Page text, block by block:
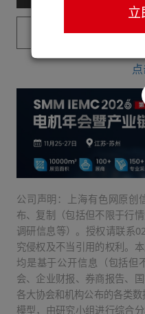
已购
公司声明：上海有色网原创
布、复制（包括但不限于行
调研信息等）。授权请联系
究侵权及不当引用的权利。
均是基于公开信息（包括但
会、企业财报、券商报告、
各大协会和机构公布的各类
模型，由研究小组进行综合
立